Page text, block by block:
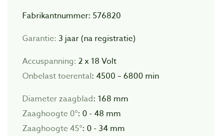
Fabrikantnummer: 576820
Garantie: 3 jaar (na registratie)
Accuspanning: 2 x 18 Volt
Onbelast toerental: 4500 – 6800 min
Diameter zaagblad: 168 mm
Zaaghoogte 0°: 0 - 48 mm
Zaaghoogte45°: 0 - 34 mm